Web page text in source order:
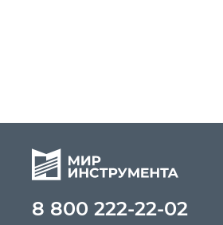
8 800 222-22-02